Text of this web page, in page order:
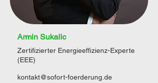
Armin Sukalic
Zertifizierter Energieeffizienz-Experte
(EEE)
kontakt@sofort-foerderung.de